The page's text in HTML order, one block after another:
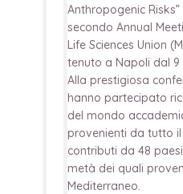
Anthropogenic
secondo Annual
Life Sciences Union
tenuto a Napoli dal 9
Alla prestigiosa
hanno partecipato
del mondo
provenienti da tutto
contributi da 48
metà dei quali
Mediterraneo.